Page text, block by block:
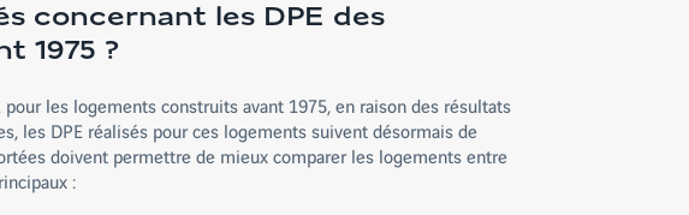
concernant les DPE des
1975 ?
les logements construits avant 1975, en raison des résultats
les DPE réalisés pour ces logements suivent désormais de
doivent permettre de mieux comparer les logements entre
: